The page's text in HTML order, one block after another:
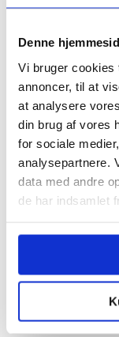
Denne
Vi bruger cookies
annoncer, til at
at analysere
din brug af vores
for sociale
analysepartnere.
data med andre
de har indsamlet
Se maskinerne
Når Dansk Liftmesse
opleve et udvalg af
På standen
vinduer og
Det gælder især
manøvredygtighed og
Vi medbringer blandt
eller pallegafler, Lasius